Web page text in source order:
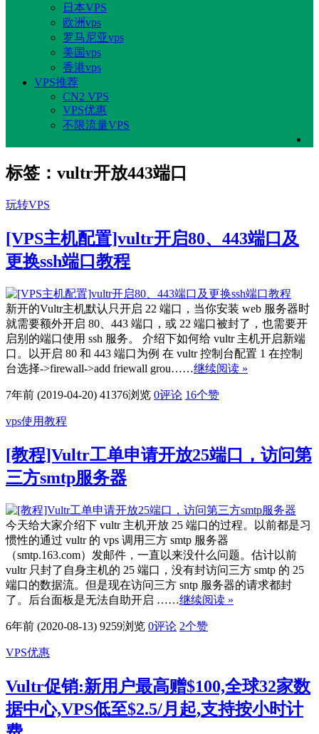
日本VPS
欧洲vps
罗马尼亚vps
美国vps
香港vps
VPS推荐
CN2 VPS
VPS优惠
不限流量VPS
标签：vultr开放443端口
玩转VPS
[VPS主机配置]vultr开启80、443端口及
更换ssh端口教程
新开的Vultr主机默认只开启 22 端口，当你安装 web 服务器时
就需要额外开启 80、443 端口，或 22 端口被封了，也需要开
启别的端口使用 ssh 服务。 介绍下如何给 vultr 主机开启新端
口。以开启 80 和 443 端口为例 在 vultr 控制台配置 1 在控制
台选择->firewall->add friewall grou……继续阅读 »
7年前 (2019-04-20) 41376浏览 0评论 16个赞
vps使用教程
[教程]Vultr工单申请开放25端口，访问第
三方smtp服务器
今天给大家介绍下 vultr 主机开放 25 端口的过程。以前都是习
惯性的通过 vultr 的 vps 调用三方 smtp 服务器
（smtp.163.com）发邮件，一直以来没什么问题。估计以前
vultr 只封了自身主机的 25 端口，没有封访问三方 smtp 的 25
端口的数据流。但是现在访问三方 sntp 服务器的请求都封
了。后台面板是无法自助开启 ……继续阅读 »
6年前 (2020-08-13) 9259浏览 0评论 2个赞
VPS优惠
Vultr促销:新用户最高赠$100,全球32家数
据中心,VPS低至$2.5/月起,支持按小时计